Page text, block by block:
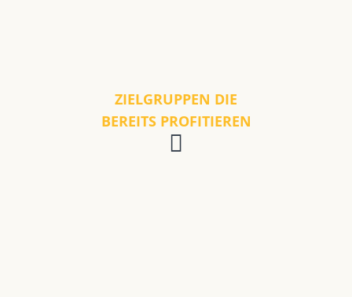
ZIELGRUPPEN DIE
BEREITS PROFITIEREN